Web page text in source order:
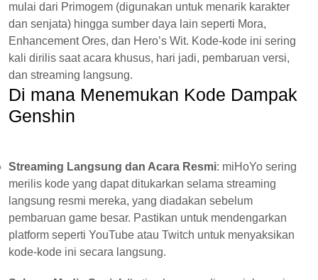
mulai dari Primogem (digunakan untuk menarik karakter
dan senjata) hingga sumber daya lain seperti Mora,
Enhancement Ores, dan Hero’s Wit. Kode-kode ini sering
kali dirilis saat acara khusus, hari jadi, pembaruan versi,
dan streaming langsung.
Di mana Menemukan Kode Dampak
Genshin
Streaming Langsung dan Acara Resmi: miHoYo sering
merilis kode yang dapat ditukarkan selama streaming
langsung resmi mereka, yang diadakan sebelum
pembaruan game besar. Pastikan untuk mendengarkan
platform seperti YouTube atau Twitch untuk menyaksikan
kode-kode ini secara langsung.